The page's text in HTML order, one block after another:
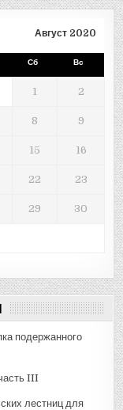
Август 2020
Сб Вс
1 2
8 9
15 16
22 23
29 30
подержанного
III
лестниц для